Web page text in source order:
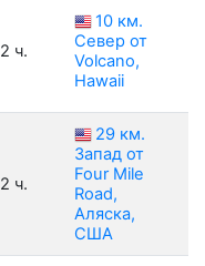
2 ч.
10 км.
Север от
Volcano,
Hawaii
2 ч.
29 км.
Запад от
Four Mile
Road,
Аляска,
США